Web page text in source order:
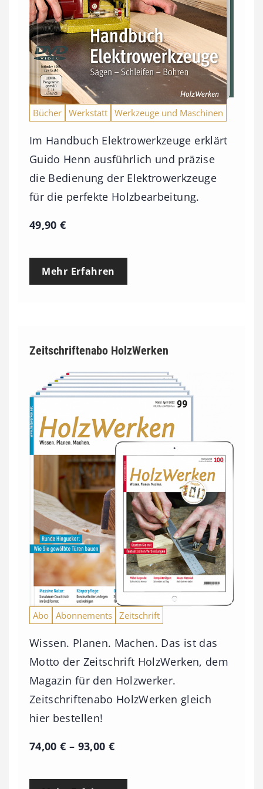
Bücher Werkstatt Werkzeuge und Maschinen
Im Handbuch Elektrowerkzeuge erklärt
Guido Henn ausführlich und präzise
die Bedienung der Elektrowerkzeuge
für die perfekte Holzbearbeitung.
49,90€
Mehr Erfahren
Zeitschriftenabo HolzWerken
Abo Abonnements Zeitschrift
Wissen. Planen. Machen. Das ist das
Motto der Zeitschrift HolzWerken, dem
Magazin für den Holzwerker.
Zeitschriftenabo HolzWerken gleich
hier bestellen!
74,00€ – 93,00 €P
e